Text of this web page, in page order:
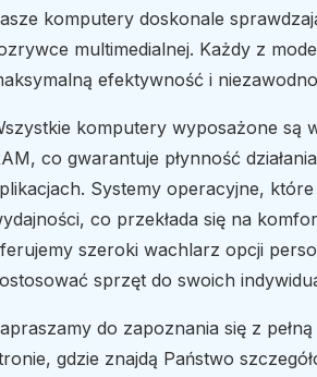
komputery doskonale
multimedialnej. Każdy z
efektywność i
komputery wyposażone są
co gwarantuje płynność
Systemy operacyjne,
co przekłada się na
szeroki wachlarz opcji
sprzęt do swoich
do zapoznania się z
gdzie znajdą Państwo